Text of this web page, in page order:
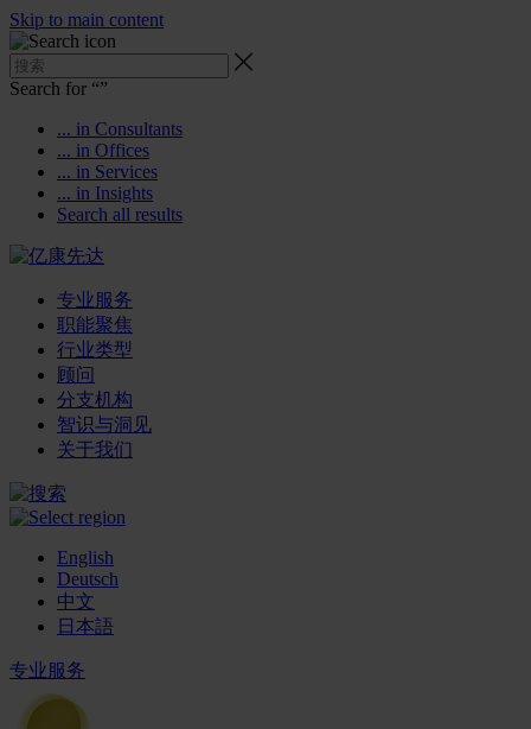
Skip to main content
Search for “”
... in Consultants
... in Offices
... in Services
... in Insights
Search all results
专业服务
职能聚焦
行业类型
顾问
分支机构
智识与洞见
关于我们
English
Deutsch
中文
日本語
专业服务